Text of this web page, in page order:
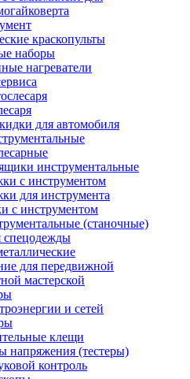
краскопульты
наборы
нагреватели
для автомобиля
инструментальные
с инструментом
для инструмента
с инструментом
(станочные)
для передвижной
мастерской
и сетей
клещи
напряжения (тестеры)
контроль